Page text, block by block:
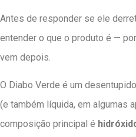
Antes de responder se ele
entender o que o produto é —
vem depois.
O Diabo Verde é um
(e também líquida, em algumas
composição principal é